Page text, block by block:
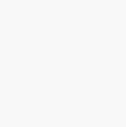
”还是“人道危
撕裂西班牙